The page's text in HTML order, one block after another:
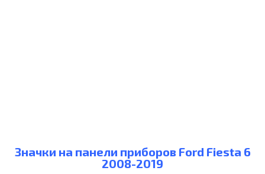
Значки на панели приборов Ford Fiesta 6
2008-2019